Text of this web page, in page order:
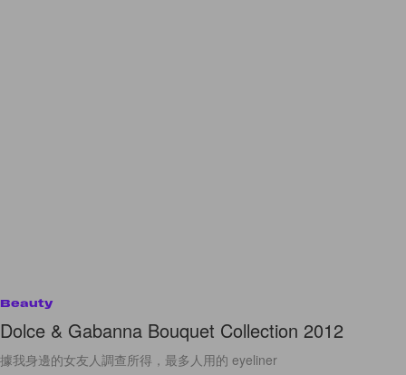
Beauty
Dolce & Gabanna Bouquet Collection 2012
據我身邊的女友人調查所得，最多人用的 eyeliner